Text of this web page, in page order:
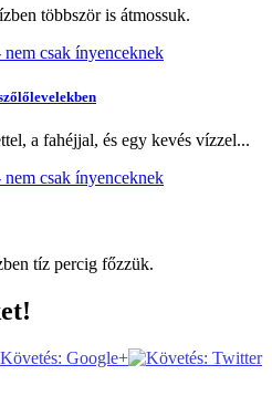
többször is átmossuk.
a fahéjjal, és egy kevés vízzel...
tíz percig főzzük.